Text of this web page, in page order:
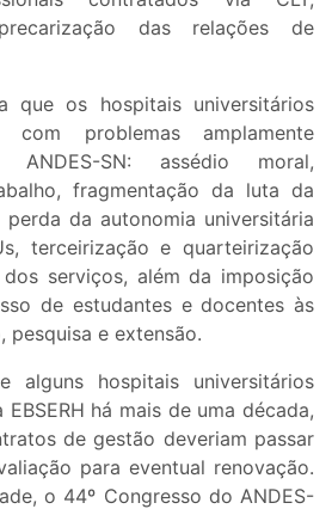
das relações de
que os hospitais universitários
com problemas amplamente
ANDES-SN: assédio moral,
fragmentação da luta da
perda da autonomia universitária
terceirização e quarteirização
serviços, além da imposição
de estudantes e docentes às
pesquisa e extensão.
alguns hospitais universitários
há mais de uma década,
de gestão deveriam passar
para eventual renovação.
o 44º Congresso do ANDES-